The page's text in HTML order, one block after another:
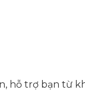
hỗ trợ bạn từ